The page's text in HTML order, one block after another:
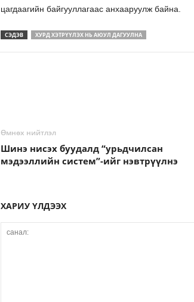
цагдаагийн байгууллагаас анхааруулж байна.
СЭДЭВ ХУРД ХЭТРҮҮЛЭХ НЬ АЮУЛ ДАГУУЛНА
Өмнөх нийтлэл
Шинэ нисэх буудалд “урьдчилсан
мэдээллийн систем”-ийг нэвтрүүлнэ
ХАРИУ ҮЛДЭЭХ